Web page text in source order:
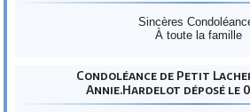
Sincères
À toute la famille
Condoléance de Petit
Annie.Hardelot déposé le